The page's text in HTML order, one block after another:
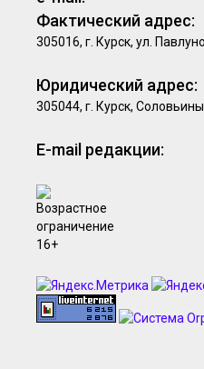
Фактический адрес:
305016, г. Курск, ул.
Юридический адрес:
305044, г. Курск,
E-mail редакции: